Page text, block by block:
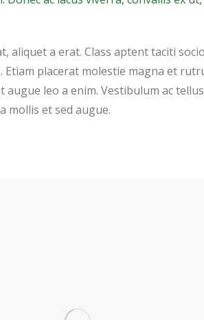
aliquet a erat. Class aptent taciti
placerat molestie magna et
leo a enim. Vestibulum ac
mollis et sed augue.